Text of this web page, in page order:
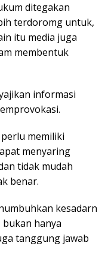
ditegakan
terdoromg untuk,
itu media juga
membentuk
informasi
memiliki
menyaring
tidak mudah
benar.
kesadarn
hanya
tanggung jawab